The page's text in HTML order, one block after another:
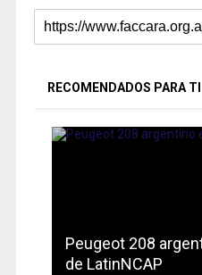
RECOMENDADOS PARA TI
Peugeot 208
de LatinNCAP